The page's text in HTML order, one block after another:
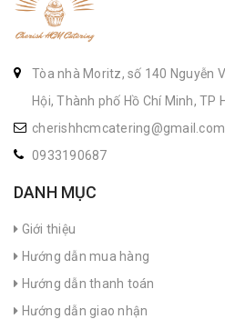
Tòa nhà Moritz, số 140 Nguyễn
Hội, Thành phố Hồ Chí Minh, TP
cherishhcmcatering@gmail.com
0933190687
DANH MỤC
Giới thiệu
Hướng dẫn mua hàng
Hướng dẫn thanh toán
Hướng dẫn giao nhận